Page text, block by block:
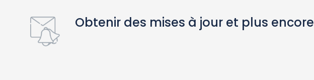
Obtenir des mises à jour et plus encore